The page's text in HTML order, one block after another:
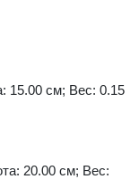
15.00 см; Вес: 0.15
20.00 см; Вес: